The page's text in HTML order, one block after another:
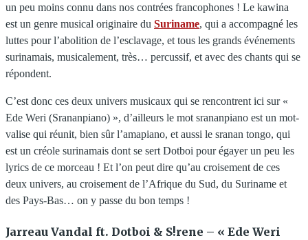
un peu moins connu dans nos contrées francophones ! Le kawina
est un genre musical originaire du Suriname, qui a accompagné les
luttes pour l’abolition de l’esclavage, et tous les grands événements
surinamais, musicalement, très… percussif, et avec des chants qui se
répondent.
C’est donc ces deux univers musicaux qui se rencontrent ici sur «
Ede Weri (Srananpiano) », d’ailleurs le mot srananpiano est un mot-
valise qui réunit, bien sûr l’amapiano, et aussi le sranan tongo, qui
est un créole surinamais dont se sert Dotboi pour égayer un peu les
lyrics de ce morceau ! Et l’on peut dire qu’au croisement de ces
deux univers, au croisement de l’Afrique du Sud, du Suriname et
des Pays-Bas… on y passe du bon temps !
Jarreau Vandal ft. Dotboi & S!rene – « Ede Weri